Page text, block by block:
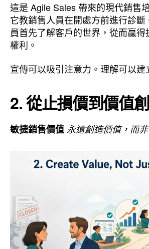
這是 Agile Sales 帶來的現代銷售
它教銷售人員在開處方前進行診
員首先了解客戶的世界，從而贏
權利。
宣傳可以吸引注意力。理解可以建
2. 從止損價到價值
敏捷銷售價值 永遠創造價值，而非